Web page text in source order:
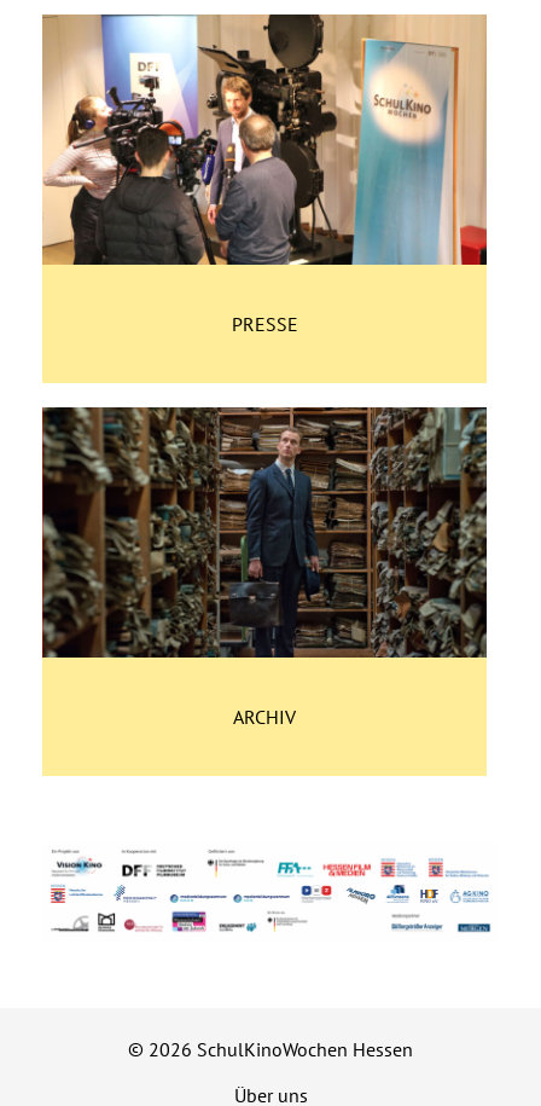
PRESSE
ARCHIV
© 2026 SchulKinoWochen Hessen
Über uns